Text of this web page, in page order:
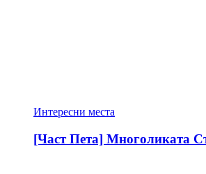
Интересни места
[Част Пета] Многоликата